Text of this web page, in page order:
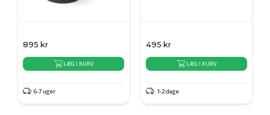
895 kr
LÆG I KURV
6-7 uger
495 kr
LÆG I KURV
1-2 dage